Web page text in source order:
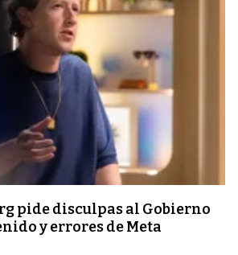
pide disculpas al Gobierno
y errores de Meta